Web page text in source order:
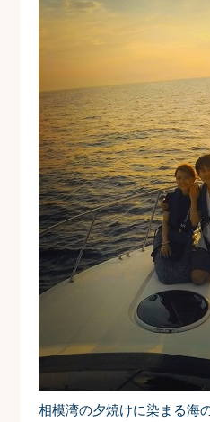
相模湾の夕焼けに染まる海